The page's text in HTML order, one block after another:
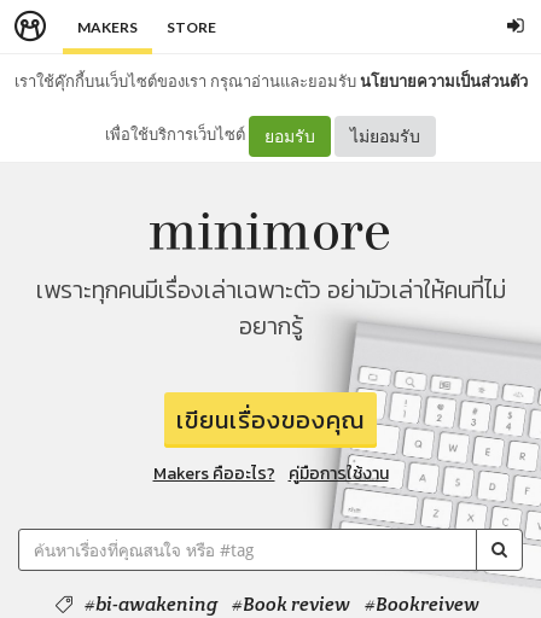
MAKERS STORE
เราใช้คุ๊กกี้บนเว็บไซต์ของเรา กรุณาอ่านและยอมรับนโยบายความเป็นส่วนตัว
เพื่อใช้บริการเว็บไซต์ ยอมรับ ไม่ยอมรับ
เพราะทุกคนมีเรื่องเล่าเฉพาะตัว อย่ามัวเล่าให้คนที่ไม่
อยากรู้
เขียนเรื่องของคุณ
Makers คืออะไร? คู่มือการใช้งาน
#bi-awakening #Book review #Bookreivew